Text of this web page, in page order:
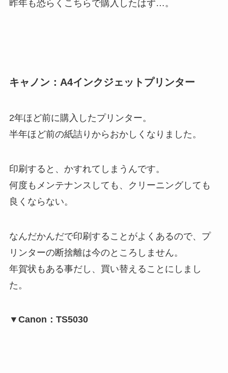
昨年も恐らくこちらで購入したはず…。
キャノン：A4インクジェットプリンター
2年ほど前に購入したプリンター。
半年ほど前の紙詰りからおかしくなりました。
印刷すると、かすれてしまうんです。
何度もメンテナンスしても、クリーニングしても
良くならない。
なんだかんだで印刷することがよくあるので、プ
リンターの断捨離は今のところしません。
年賀状もある事だし、買い替えることにしまし
た。
▼Canon：TS5030